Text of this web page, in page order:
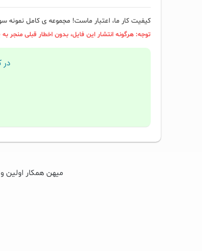
کیفیت کار ما، اعتبار ماست! مجموعه ی کامل نمونه
توجه: هرگونه انتشار این فایل، بدون اخطار قبلی منجر
در
میهن همکار اولین